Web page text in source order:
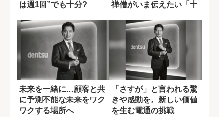
は週1回”でも十分?
禅僧がいま伝えたい「十
未来を一緒に…顧客と共
に予測不能な未来をワク
ワクする場所へ
「さすが」と言われる驚
きや感動を。新しい価値
を生む電通の挑戦